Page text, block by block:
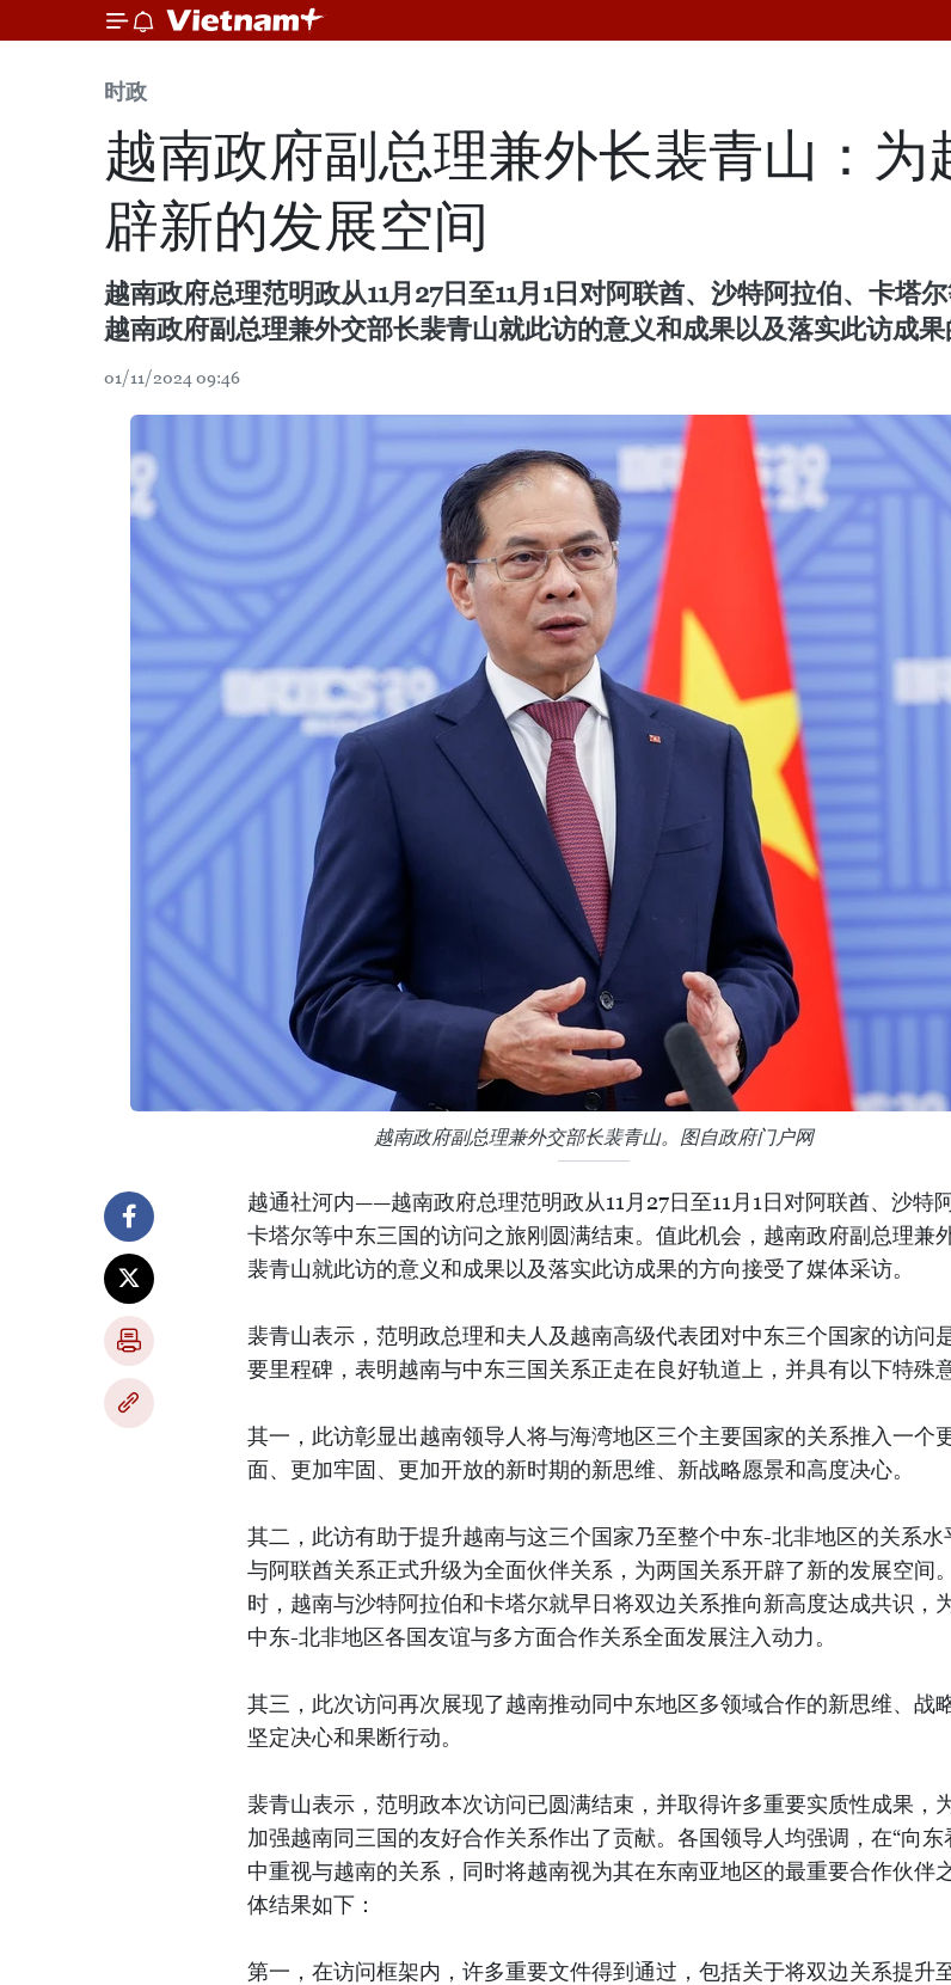
时政
越南政府副总理兼外长裴青山：
辟新的发展空间
越南政府总理范明政从11月27日至11月1日对阿联酋、沙特阿拉伯、卡塔
越南政府副总理兼外交部长裴青山就此访的意义和成果以及落实此访成果
01/11/2024 09:46
越南政府副总理兼外交部长裴青山。图自政府门户网
越通社河内——越南政府总理范明政从11月27日至11月1日对阿联酋、沙特阿
卡塔尔等中东三国的访问之旅刚圆满结束。值此机会，越南政府副总理兼
裴青山就此访的意义和成果以及落实此访成果的方向接受了媒体采访。
裴青山表示，范明政总理和夫人及越南高级代表团对中东三个国家的访问
要里程碑，表明越南与中东三国关系正走在良好轨道上，并具有以下特殊
其一，此访彰显出越南领导人将与海湾地区三个主要国家的关系推入一个
面、更加牢固、更加开放的新时期的新思维、新战略愿景和高度决心。
其二，此访有助于提升越南与这三个国家乃至整个中东-北非地区的关系水
与阿联酋关系正式升级为全面伙伴关系，为两国关系开辟了新的发展空间
时，越南与沙特阿拉伯和卡塔尔就早日将双边关系推向新高度达成共识，
中东-北非地区各国友谊与多方面合作关系全面发展注入动力。
其三，此次访问再次展现了越南推动同中东地区多领域合作的新思维、战略
坚定决心和果断行动。
裴青山表示，范明政本次访问已圆满结束，并取得许多重要实质性成果，
加强越南同三国的友好合作关系作出了贡献。各国领导人均强调，在“向东
中重视与越南的关系，同时将越南视为其在东南亚地区的最重要合作伙伴
体结果如下：
第一，在访问框架内，许多重要文件得到通过，包括关于将双边关系提升